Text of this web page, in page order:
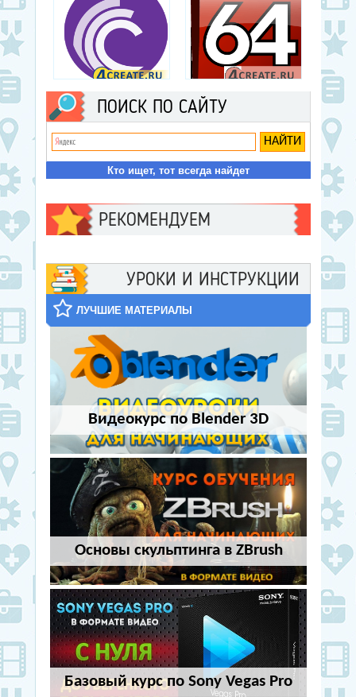
BitTorrent
Программы для работы с
AIDA64 Extreme
Тестирование и
программы
ПОИСК ПО САЙТУ
Кто ищет, тот всегда найдет
РЕКОМЕНДУЕМ
УРОКИ И ИНСТРУКЦИИ
ЛУЧШИЕ МАТЕРИАЛЫ
Видеокурс по Blender 3D
Основы скульптинга в ZBrush
Базовый курс по Sony Vegas Pro